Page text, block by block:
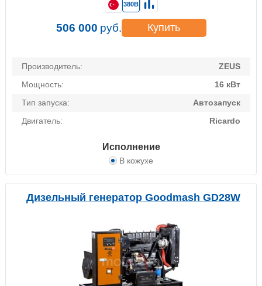
Производитель:
ZEUS
Мощность:
16 кВт
Тип запуска:
Автозапуск
Двигатель:
Ricardo
Исполнение
В кожухе
380В
506 000 руб. Купить
Дизельный генератор Goodmash GD28W